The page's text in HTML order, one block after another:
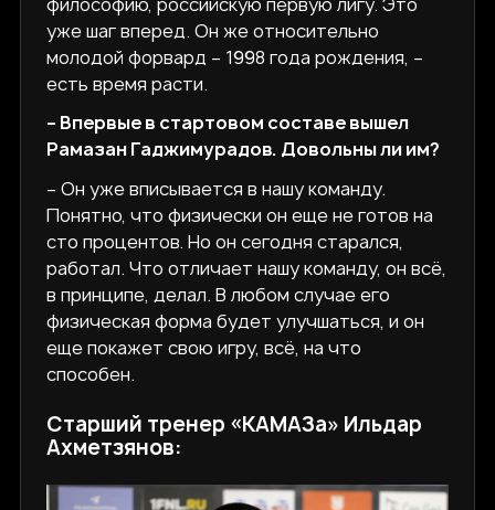
уже шаг вперед. Он же относительно
молодой форвард – 1998 года рождения, –
есть время расти.
– Впервые в стартовом составе вышел
Рамазан Гаджимурадов. Довольны ли им?
– Он уже вписывается в нашу команду.
Понятно, что физически он еще не готов на
сто процентов. Но он сегодня старался,
работал. Что отличает нашу команду, он всё,
в принципе, делал. В любом случае его
физическая форма будет улучшаться, и он
еще покажет свою игру, всё, на что
способен.
Старший тренер «КАМАЗа» Ильдар
Ахметзянов: